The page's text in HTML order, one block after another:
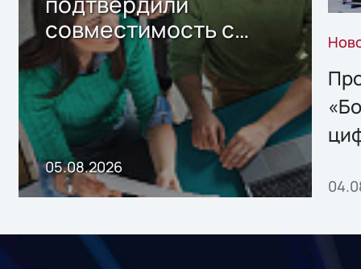
совместимость с
решением Sharx
Storage 2.x для
хранения данных
05.08.2026